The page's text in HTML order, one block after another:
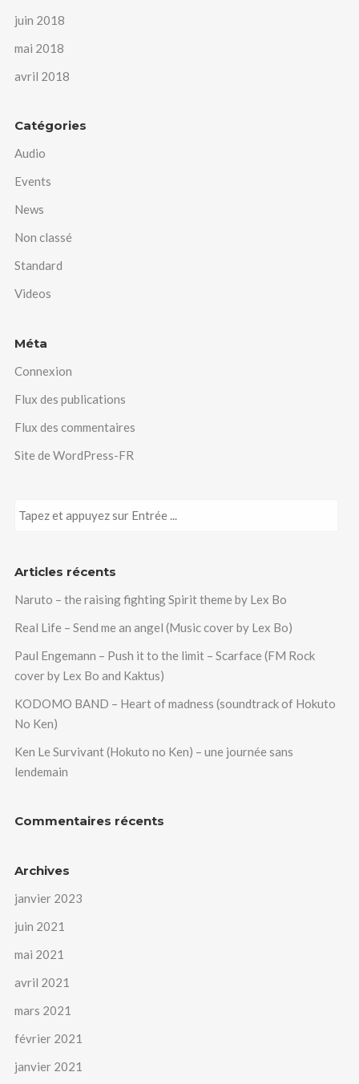
juin 2018
mai 2018
avril 2018
Catégories
Audio
Events
News
Non classé
Standard
Videos
Méta
Connexion
Flux des publications
Flux des commentaires
Site de WordPress-FR
Articles récents
Naruto – the raising fighting Spirit theme by Lex Bo
Real Life – Send me an angel (Music cover by Lex Bo)
Paul Engemann – Push it to the limit – Scarface (FM Rock
cover by Lex Bo and Kaktus)
KODOMO BAND – Heart of madness (soundtrack of Hokuto
No Ken)
Ken Le Survivant (Hokuto no Ken) – une journée sans
lendemain
Commentaires récents
Archives
janvier 2023
juin 2021
mai 2021
avril 2021
mars 2021
février 2021
janvier 2021